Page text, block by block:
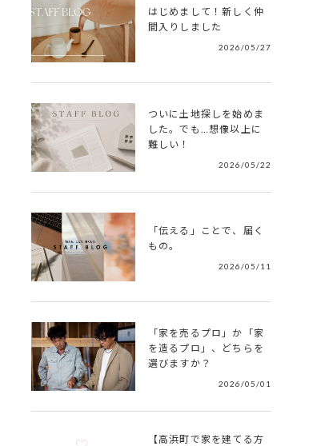
はじめまして！新しく仲
間入りしました
2026/05/27
ついに土地探しを始めま
した。でも…想像以上に
難しい！
2026/05/22
「伝える」ことで、届く
もの。
2026/05/11
「家を売るプロ」か「家
を造るプロ」、どちらを
選びますか？
2026/05/01
【高浜町で家を建てる方